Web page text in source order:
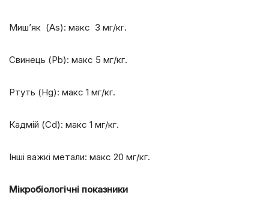
Миш’як (As): макс 3 мг/кг.
Свинець (Pb): макс 5 мг/кг.
Ртуть (Hg): макс 1 мг/кг.
Кадмій (Cd): макс 1 мг/кг.
Інші важкі метали: макс 20 мг/кг.
Мікробіологічні показники